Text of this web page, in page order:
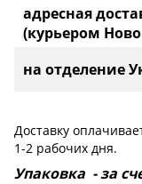
адресная
(курьером
на отделение
Доставку
1-2 рабочих дня.
Упаковка - за